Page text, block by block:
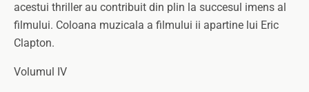
acestui thriller au contribuit din plin la succesul imens al
filmului. Coloana muzicala a filmului ii apartine lui Eric
Clapton.
Volumul IV